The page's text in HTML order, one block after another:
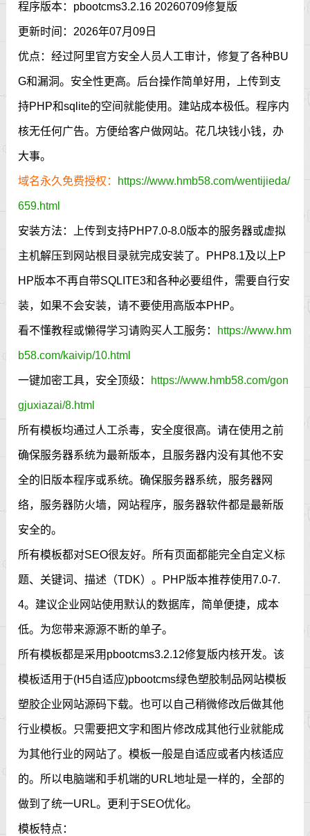
程序版本：pbootcms3.2.16 20260709修复版
更新时间：2026年07月09日
优点：经过阿里官方安全人员人工审计，修复了各种BU
G和漏洞。安全性更高。后台操作简单好用，上传到支
持PHP和sqlite的空间就能使用。建站成本极低。程序内
核无任何广告。方便给客户做网站。花几块钱小钱，办
大事。
域名永久免费授权： https://www.hmb58.com/wentijieda/
659.html
安装方法：上传到支持PHP7.0-8.0版本的服务器或虚拟
主机解压到网站根目录就完成安装了。PHP8.1及以上P
HP版本不再自带SQLITE3和各种必要组件，需要自行安
装，如果不会安装，请不要使用高版本PHP。
看不懂教程或懒得学习请购买人工服务： https://www.hm
b58.com/kaivip/10.html
一键加密工具，安全顶级： https://www.hmb58.com/gon
gjuxiazai/8.html
所有模板均通过人工杀毒，安全度很高。请在使用之前
确保服务器系统为最新版本，且服务器内没有其他不安
全的旧版本程序或系统。确保服务器系统，服务器网
络，服务器防火墙，网站程序，服务器软件都是最新版
安全的。
所有模板都对SEO很友好。所有页面都能完全自定义标
题、关键词、描述（TDK）。PHP版本推荐使用7.0-7.
4。建议企业网站使用默认的数据库，简单便捷，成本
低。为您带来源源不断的单子。
所有模板都是采用pbootcms3.2.12修复版内核开发。该
模板适用于(H5自适应)pbootcms绿色塑胶制品网站模板
塑胶企业网站源码下载。也可以自己稍微修改后做其他
行业模板。只需要把文字和图片修改成其他行业就能成
为其他行业的网站了。模板一般是自适应或者内核适应
的。所以电脑端和手机端的URL地址是一样的，全部的
做到了统一URL。更利于SEO优化。
模板特点：